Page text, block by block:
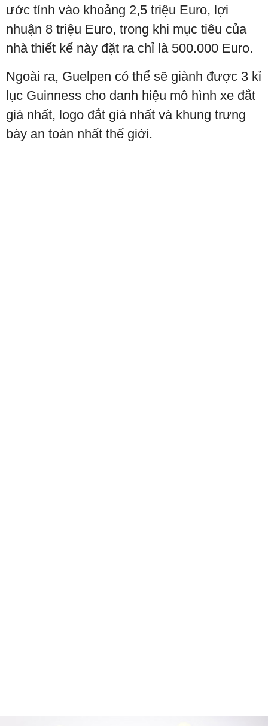
ước tính vào khoảng 2,5 triệu Euro, lợi
nhuận 8 triệu Euro, trong khi mục tiêu của
nhà thiết kế này đặt ra chỉ là 500.000 Euro.
Ngoài ra, Guelpen có thể sẽ giành được 3 kỉ
lục Guinness cho danh hiệu mô hình xe đắt
giá nhất, logo đắt giá nhất và khung trưng
bày an toàn nhất thế giới.